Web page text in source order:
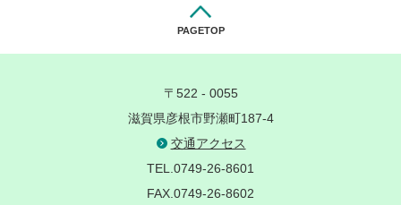
PAGETOP
〒522 - 0055
滋賀県彦根市野瀬町187-4
交通アクセス
TEL.0749-26-8601
FAX.0749-26-8602